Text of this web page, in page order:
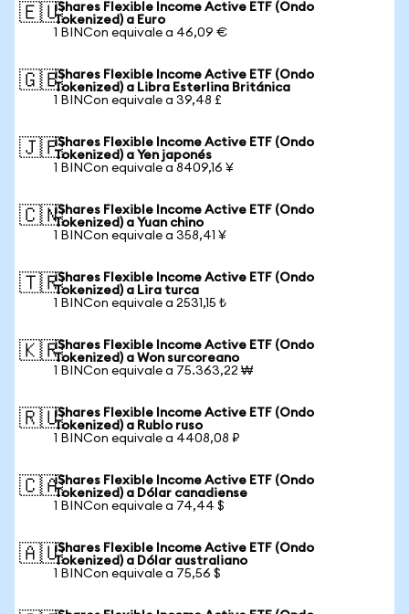
🇪🇺iShares Flexible Income Active ETF (Ondo
Tokenized) a Euro
1 BINCon equivale a 46,09 €
🇬🇧iShares Flexible Income Active ETF (Ondo
Tokenized) a Libra Esterlina Británica
1 BINCon equivale a 39,48 £
🇯🇵iShares Flexible Income Active ETF (Ondo
Tokenized) a Yen japonés
1 BINCon equivale a 8409,16 ¥
🇨🇳iShares Flexible Income Active ETF (Ondo
Tokenized) a Yuan chino
1 BINCon equivale a 358,41 ¥
🇹🇷iShares Flexible Income Active ETF (Ondo
Tokenized) a Lira turca
1 BINCon equivale a 2531,15 ₺
🇰🇷iShares Flexible Income Active ETF (Ondo
Tokenized) a Won surcoreano
1 BINCon equivale a 75.363,22 ₩
🇷🇺iShares Flexible Income Active ETF (Ondo
Tokenized) a Rublo ruso
1 BINCon equivale a 4408,08 ₽
🇨🇦iShares Flexible Income Active ETF (Ondo
Tokenized) a Dólar canadiense
1 BINCon equivale a 74,44 $
🇦🇺iShares Flexible Income Active ETF (Ondo
Tokenized) a Dólar australiano
1 BINCon equivale a 75,56 $